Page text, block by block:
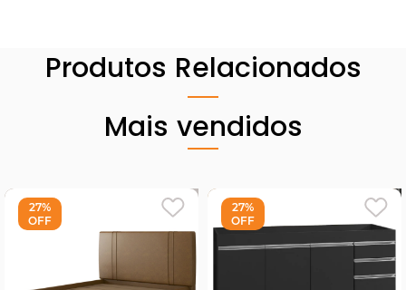
Produtos Relacionados
Mais vendidos
27%
OFF
27%
OFF